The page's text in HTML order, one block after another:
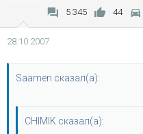
5 345 44
28.10.2007
Saamen сказал(а):
CHIMIK сказал(а):